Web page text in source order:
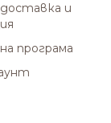
и
програма